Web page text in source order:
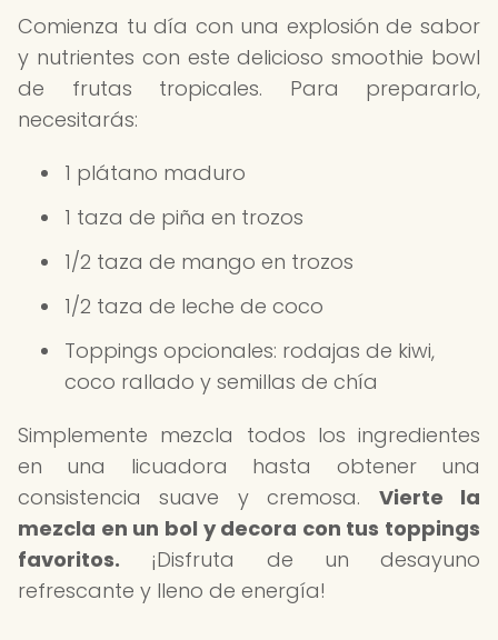
Comienza tu día con una explosión de sabor
y nutrientes con este delicioso smoothie bowl
de frutas tropicales. Para prepararlo,
necesitarás:
1 plátano maduro
1 taza de piña en trozos
1/2 taza de mango en trozos
1/2 taza de leche de coco
Toppings opcionales: rodajas de kiwi,
coco rallado y semillas de chía
Simplemente mezcla todos los ingredientes
en una licuadora hasta obtener una
consistencia suave y cremosa. Vierte la
mezcla en un bol y decora con tus toppings
favoritos. ¡Disfruta de un desayuno
refrescante y lleno de energía!